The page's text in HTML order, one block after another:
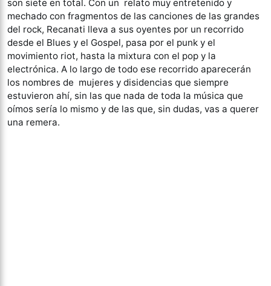
son siete en total. Con un relato muy entretenido y
mechado con fragmentos de las canciones de las grandes
del rock, Recanati lleva a sus oyentes por un recorrido
desde el Blues y el Gospel, pasa por el punk y el
movimiento riot, hasta la mixtura con el pop y la
electrónica. A lo largo de todo ese recorrido aparecerán
los nombres de mujeres y disidencias que siempre
estuvieron ahí, sin las que nada de toda la música que
oímos sería lo mismo y de las que, sin dudas, vas a querer
una remera.